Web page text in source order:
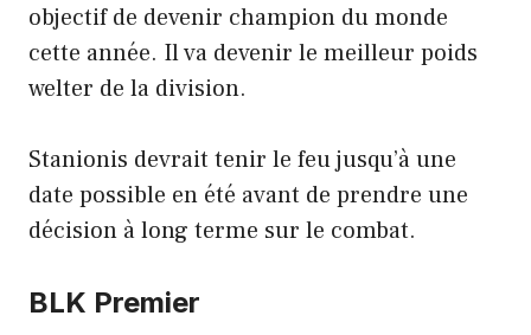
objectif de devenir champion du monde
cette année. Il va devenir le meilleur poids
welter de la division.
Stanionis devrait tenir le feu jusqu’à une
date possible en été avant de prendre une
décision à long terme sur le combat.
BLK Premier